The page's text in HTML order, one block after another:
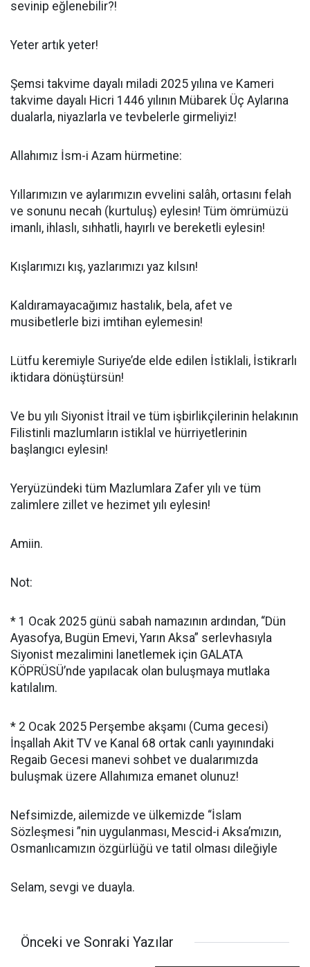
sevinip eğlenebilir?!
Yeter artık yeter!
Şemsi takvime dayalı miladi 2025 yılına ve Kameri
takvime dayalı Hicri 1446 yılının Mübarek Üç Aylarına
dualarla, niyazlarla ve tevbelerle girmeliyiz!
Allahımız İsm-i Azam hürmetine:
Yıllarımızın ve aylarımızın evvelini salâh, ortasını felah
ve sonunu necah (kurtuluş) eylesin! Tüm ömrümüzü
imanlı, ihlaslı, sıhhatli, hayırlı ve bereketli eylesin!
Kışlarımızı kış, yazlarımızı yaz kılsın!
Kaldıramayacağımız hastalık, bela, afet ve
musibetlerle bizi imtihan eylemesin!
Lütfu keremiyle Suriye’de elde edilen İstiklali, İstikrarlı
iktidara dönüştürsün!
Ve bu yılı Siyonist İtrail ve tüm işbirlikçilerinin helakının
Filistinli mazlumların istiklal ve hürriyetlerinin
başlangıcı eylesin!
Yeryüzündeki tüm Mazlumlara Zafer yılı ve tüm
zalimlere zillet ve hezimet yılı eylesin!
Amiin.
Not:
* 1 Ocak 2025 günü sabah namazının ardından, “Dün
Ayasofya, Bugün Emevi, Yarın Aksa” serlevhasıyla
Siyonist mezalimini lanetlemek için GALATA
KÖPRÜSÜ’nde yapılacak olan buluşmaya mutlaka
katılalım.
* 2 Ocak 2025 Perşembe akşamı (Cuma gecesi)
İnşallah Akit TV ve Kanal 68 ortak canlı yayınındaki
Regaib Gecesi manevi sohbet ve dualarımızda
buluşmak üzere Allahımıza emanet olunuz!
Nefsimizde, ailemizde ve ülkemizde “İslam
Sözleşmesi ”nin uygulanması, Mescid-i Aksa’mızın,
Osmanlıcamızın özgürlüğü ve tatil olması dileğiyle
Selam, sevgi ve duayla.
Önceki ve Sonraki Yazılar